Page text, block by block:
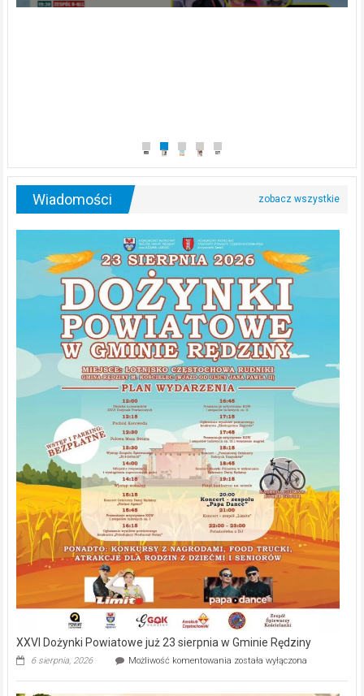
Wiadomości
XXVI Dożynki Powiatowe już 23 sierpnia w Gminie Rędziny
6 sierpnia, 2026 Możliwość komentowania XXVI
została wyłączona